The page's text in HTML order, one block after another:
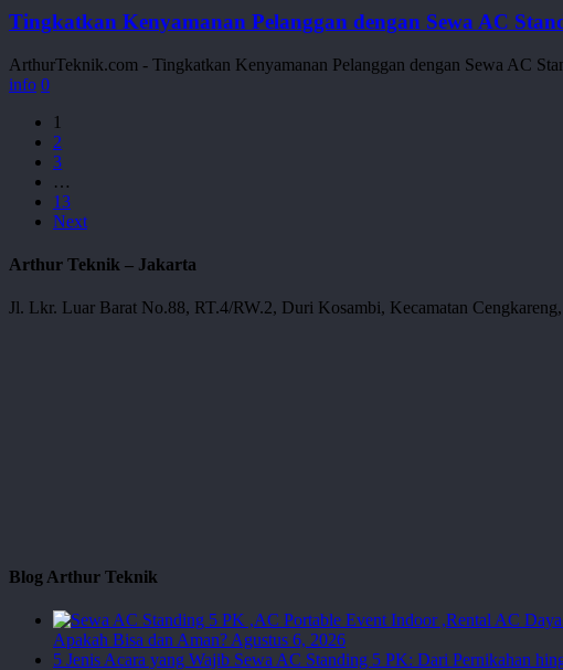
Per
Bulan,
Lebih
Hemat?
dengan
Sewa
AC
Standing
5
untuk
Restoran
Cafe
Tingkatkan Kenyamanan Pelanggan dengan Sewa AC
ArthurTeknik.com - Tingkatkan Kenyamanan Pelanggan dengan Sewa AC
info 0
1
2
3
…
13
Next
Arthur Teknik – Jakarta
Jl. Lkr. Luar Barat No.88, RT.4/RW.2, Duri Kosambi, Kecamatan
Blog Arthur Teknik
Apakah Bisa dan Aman? Agustus 6, 2026
5 Jenis Acara yang Wajib Sewa AC Standing 5 PK: Dari Pernikahan